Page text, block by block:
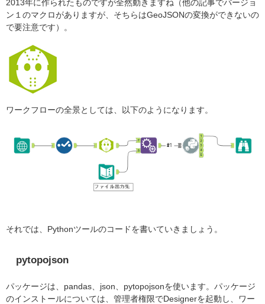
2013年に作られたものですが全然動きますね（他の記事でバージョ
ン１のマクロがありますが、そちらはGeoJSONの変換ができないの
で要注意です）。
ワークフローの全景としては、以下のようになります。
それでは、Pythonツールのコードを書いていきましょう。
pytopojson
パッケージは、pandas、json、pytopojsonを使います。パッケージ
のインストールについては、管理者権限でDesignerを起動し、ワー